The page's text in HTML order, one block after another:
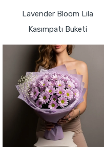
Lavender Bloom Lila
Kasımpatı Buketi